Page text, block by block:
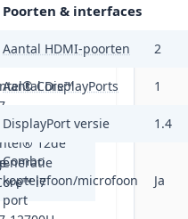
Intel
Core™
12de
i7
Poorten & interfaces
Aantal HDMI-poorten 2
Aantal DisplayPorts 1
DisplayPort versie 1.4
Combo
koptelefoon/microfoon
port
Ja